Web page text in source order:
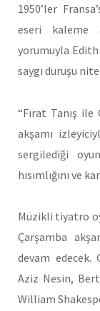
1950’ler
eseri kaleme
yorumuyla
saygı duruşu
“Fırat Tanış
akşamı
sergilediği
hısımlığını ve
Müzikli tiyatro
Çarşamba
devam edecek.
Aziz Nesin,
William